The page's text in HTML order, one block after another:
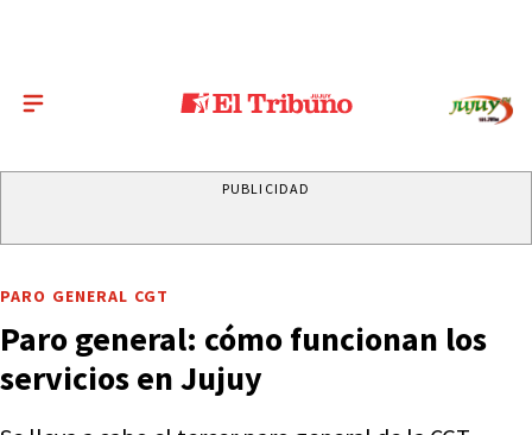
PUBLICIDAD
PARO GENERAL CGT
Paro general: cómo funcionan los
servicios en Jujuy